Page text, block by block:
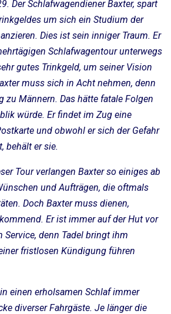
Der Schlafwagendiener Baxter, spart
um sich ein Studium der
Dies ist sein inniger Traum. Er
Schlafwagentour unterwegs
gutes Trinkgeld, um seiner Vision
muss sich in Acht nehmen, denn
zu Männern. Das hätte fatale Folgen
würde. Er findet im Zug eine
und obwohl er sich der Gefahr
behält er sie.
Tour verlangen Baxter so einiges ab
und Aufträgen, die oftmals
Doch Baxter muss dienen,
Er ist immer auf der Hut vor
Service, denn Tadel bringt ihm
fristlosen Kündigung führen
einen erholsamen Schlaf immer
diverser Fahrgäste. Je länger die